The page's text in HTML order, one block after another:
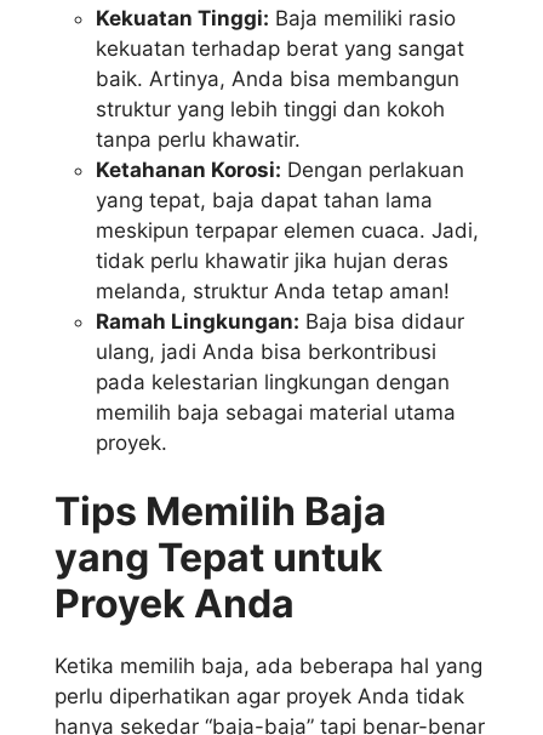
Kekuatan Tinggi: Baja memiliki rasio
kekuatan terhadap berat yang sangat
baik. Artinya, Anda bisa membangun
struktur yang lebih tinggi dan kokoh
tanpa perlu khawatir.
Ketahanan Korosi: Dengan perlakuan
yang tepat, baja dapat tahan lama
meskipun terpapar elemen cuaca. Jadi,
tidak perlu khawatir jika hujan deras
melanda, struktur Anda tetap aman!
Ramah Lingkungan: Baja bisa didaur
ulang, jadi Anda bisa berkontribusi
pada kelestarian lingkungan dengan
memilih baja sebagai material utama
proyek.
Tips Memilih Baja
yang Tepat untuk
Proyek Anda
Ketika memilih baja, ada beberapa hal yang
perlu diperhatikan agar proyek Anda tidak
hanya sekedar “baja-baja” tapi benar-benar